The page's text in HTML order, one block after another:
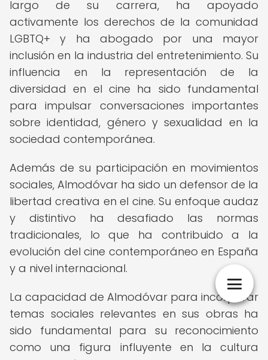
largo de su carrera, ha apoyado
activamente los derechos de la comunidad
LGBTQ+ y ha abogado por una mayor
inclusión en la industria del entretenimiento. Su
influencia en la representación de la
diversidad en el cine ha sido fundamental
para impulsar conversaciones importantes
sobre identidad, género y sexualidad en la
sociedad contemporánea.
Además de su participación en movimientos
sociales, Almodóvar ha sido un defensor de la
libertad creativa en el cine. Su enfoque audaz
y distintivo ha desafiado las normas
tradicionales, lo que ha contribuido a la
evolución del cine contemporáneo en España
y a nivel internacional.
La capacidad de Almodóvar para incorporar
temas sociales relevantes en sus obras ha
sido fundamental para su reconocimiento
como una figura influyente en la cultura